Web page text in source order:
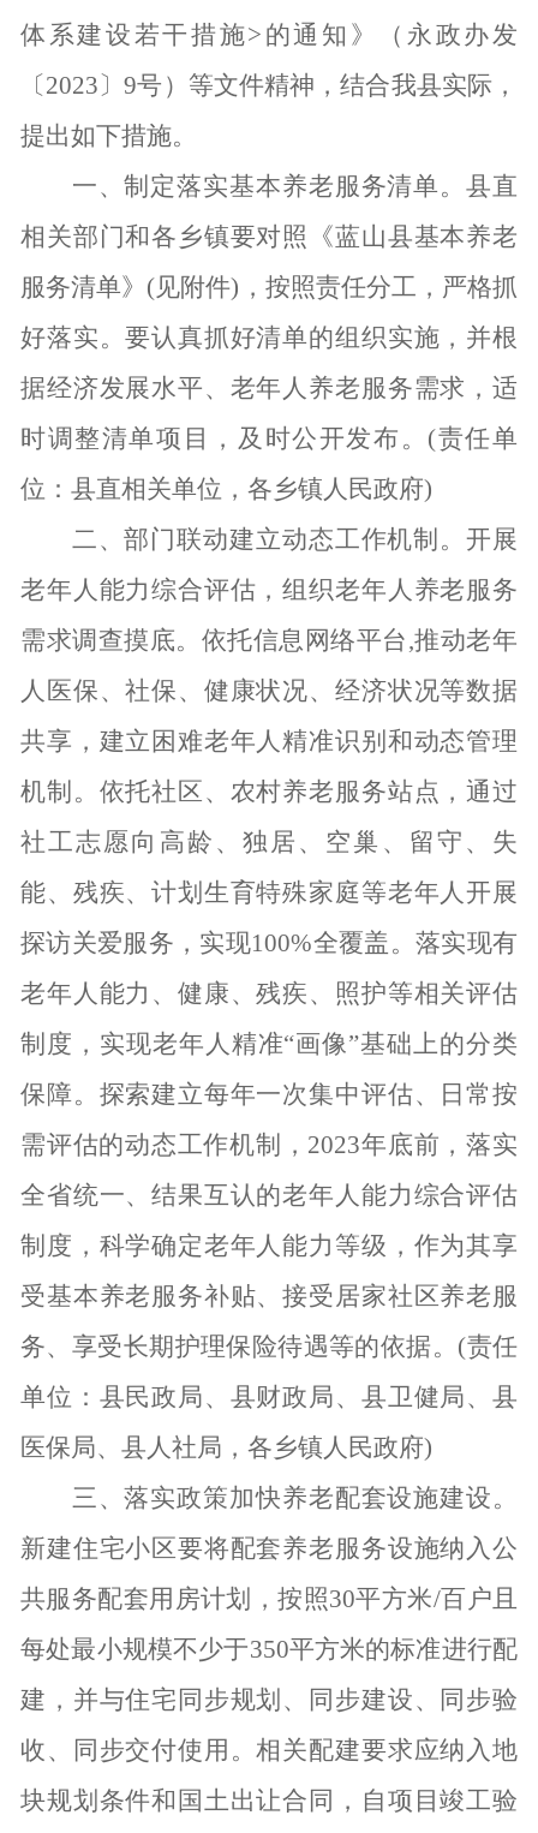
体系建设若干措施>的通知》（永政办发
〔2023〕9号）等文件精神，结合我县实际，
提出如下措施。
一、制定落实基本养老服务清单。县直
相关部门和各乡镇要对照《蓝山县基本养老
服务清单》 (见附件)，按照责任分工，严格抓
好落实。要认真抓好清单的组织实施，并根
据经济发展水平、老年人养老服务需求，适
时调整清单项目，及时公开发布。(责任单
位：县直相关单位，各乡镇人民政府)
二、部门联动建立动态工作机制。开展
老年人能力综合评估，组织老年人养老服务
需求调查摸底。依托信息网络平台,推动老年
人医保、社保、健康状况、经济状况等数据
共享，建立困难老年人精准识别和动态管理
机制。依托社区、农村养老服务站点，通过
社工志愿向高龄、独居、空巢、留守、失
能、残疾、计划生育特殊家庭等老年人开展
探访关爱服务，实现100%全覆盖。落实现有
老年人能力、健康、残疾、照护等相关评估
制度，实现老年人精准“画像”基础上的分类
保障。探索建立每年一次集中评估、日常按
需评估的动态工作机制，2023年底前，落实
全省统一、结果互认的老年人能力综合评估
制度，科学确定老年人能力等级，作为其享
受基本养老服务补贴、接受居家社区养老服
务、享受长期护理保险待遇等的依据。(责任
单位：县民政局、县财政局、县卫健局、县
医保局、县人社局，各乡镇人民政府)
三、落实政策加快养老配套设施建设。
新建住宅小区要将配套养老服务设施纳入公
共服务配套用房计划，按照30平方米/百户且
每处最小规模不少于350平方米的标准进行配
建，并与住宅同步规划、同步建设、同步验
收、同步交付使用。相关配建要求应纳入地
块规划条件和国土出让合同，自项目竣工验